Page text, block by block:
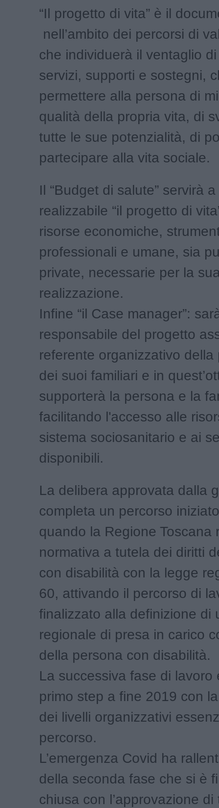
“Il progetto di vita” è il
nell’ambito dei percorsi di
che individuerà il ventaglio
servizi, supporti e sostegni,
permettere alla persona di
qualità della propria vita, di
tutte le sue potenzialità, di
partecipare alla vita sociale.
Il “Budget di salute” servirà
realizzabile “il progetto di
risorse economiche,
professionali e umane, sia
private, necessarie per la
realizzazione.
Infine “il Case manager”:
responsabile del progetto
referente organizzativo della
dei suoi familiari e in
supporterà la persona e la
facilitando l'accesso alle
sistema sociosanitario e ai
disponibili.
La delibera approvata dalla
completa un percorso
quando la Regione Toscana
normativa a tutela dei diritti
con disabilità con la legge
60, attivando il percorso di
finalizzato alla definizione di
regionale di presa in carico
della persona con disabilità.
La successiva fase di lavoro
primo step a fine 2019 con
dei livelli organizzativi
percorso.
L’emergenza Covid ha
della seconda fase che si è
chiusa con l’approvazione di